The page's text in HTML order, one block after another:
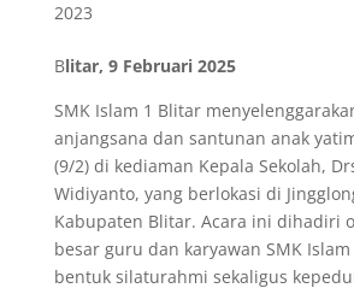
2023
Blitar, 9 Februari 2025
SMK Islam 1 Blitar
anjangsana dan santunan anak
(9/2) di kediaman Kepala Sekolah,
Widiyanto, yang berlokasi di
Kabupaten Blitar. Acara ini dihadiri
besar guru dan karyawan SMK
bentuk silaturahmi sekaligus